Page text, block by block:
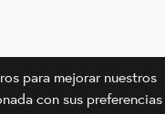
para mejorar nuestros
con sus preferencias